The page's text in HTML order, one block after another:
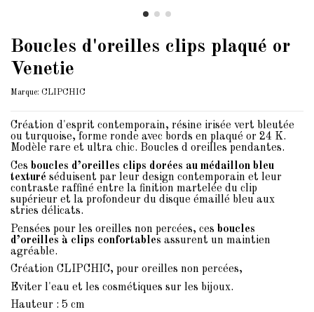
Boucles d'oreilles clips plaqué or
Venetie
Marque: CLIPCHIC
Création d'esprit contemporain, résine irisée vert bleutée
ou turquoise, forme ronde avec bords en plaqué or 24 K.
Modèle rare et ultra chic. Boucles d oreilles pendantes.
Ces boucles d’oreilles clips dorées au médaillon bleu
texturé séduisent par leur design contemporain et leur
contraste raffiné entre la finition martelée du clip
supérieur et la profondeur du disque émaillé bleu aux
stries délicats.
Pensées pour les oreilles non percées, ces boucles
d’oreilles à clips confortables assurent un maintien
agréable.
Création CLIPCHIC, pour oreilles non percées,
Eviter l'eau et les cosmétiques sur les bijoux.
Hauteur : 5 cm